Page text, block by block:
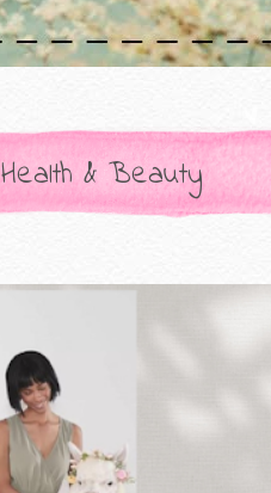
Health & Beauty